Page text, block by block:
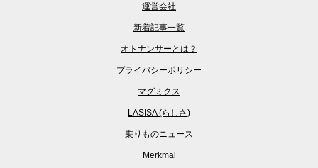
運営会社
新着記事一覧
オトナンサーとは？
プライバシーポリシー
マグミクス
LASISA (らしさ)
乗りものニュース
Merkmal